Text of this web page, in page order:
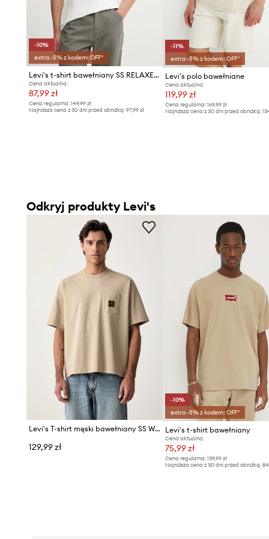
-10%
extra -5% z kodem: OFF*
Levi's t-shirt bawełniany SS RELAXED FIT
Cena aktualna:
87,99 zł
Cena regularna: 149,99 zł
Najniższa cena z 30 dni przed obniżką: 97,99 zł
-11%
extra -5% z kodem: OFF*
Levi's polo bawełniane
Cena aktualna:
119,99 zł
Cena regularna:169,99 zł
Najniższa cena z 30 dni przed obniżką:
Odkryj produkty Levi's
Levi's T-shirt męski bawełniany SS WORKWEAR PKT
129,99 zł
-10%
extra -5% z kodem: OFF*
Levi's t-shirt bawełniany
Cena aktualna:
75,99 zł
Cena regularna:139,99 zł
Najniższa cena z 30 dni przed obniżką: